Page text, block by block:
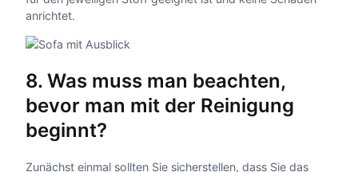
anrichtet.
8. Was muss man beachten,
bevor man mit der Reinigung
beginnt?
Zunächst einmal sollten Sie sicherstellen, dass Sie das